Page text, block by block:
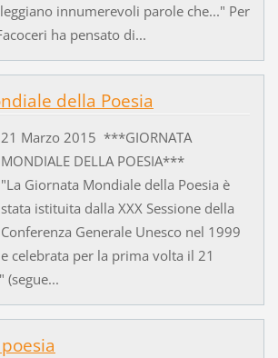
innumerevoli parole che..." Per
ha pensato di...
della Poesia
21 Marzo 2015 ***GIORNATA
MONDIALE DELLA POESIA***
"La Giornata Mondiale della Poesia è
stata istituita dalla XXX Sessione della
Conferenza Generale Unesco nel 1999
e celebrata per la prima volta il 21
(segue...